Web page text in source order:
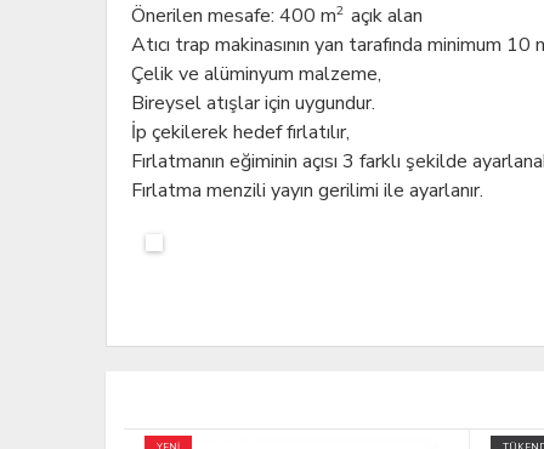
Önerilen mesafe: 400 m2 açık alan
Atıcı trap makinasının yan tarafında minimum
Çelik ve alüminyum malzeme,
Bireysel atışlar için uygundur.
İp çekilerek hedef fırlatılır,
Fırlatmanın eğiminin açısı 3 farklı şekilde
Fırlatma menzili yayın gerilimi ile ayarlanır.